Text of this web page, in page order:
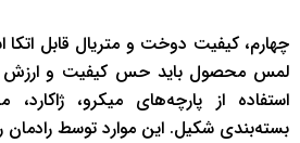
چهارم، کیفیت دوخت و متریال قابل
لمس محصول باید حس کیفیت و ارزش
استفاده از پارچه‌های میکرو،
بسته‌بندی شکیل. این موارد توسط